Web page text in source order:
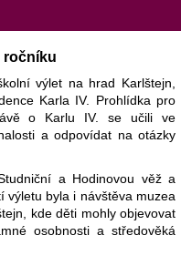
ročníku
výlet na hrad Karlštejn,
Karla IV. Prohlídka pro
o Karlu IV. se učili ve
a odpovídat na otázky
a Hodinovou věž a
výletu byla i návštěva muzea
kde děti mohly objevovat
osobnosti a středověká